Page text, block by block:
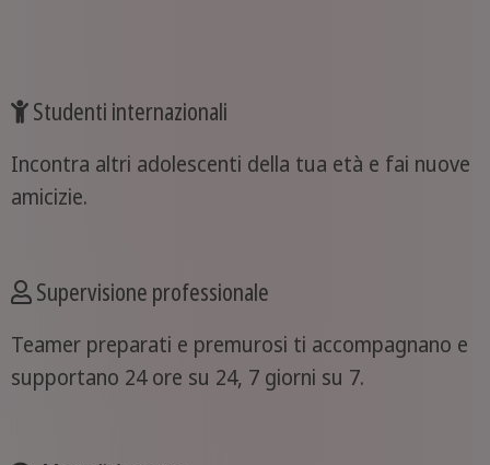
Studenti internazionali
Incontra altri adolescenti della tua età e fai nuove
amicizie.
Supervisione professionale
Teamer preparati e premurosi ti accompagnano e
supportano 24 ore su 24, 7 giorni su 7.